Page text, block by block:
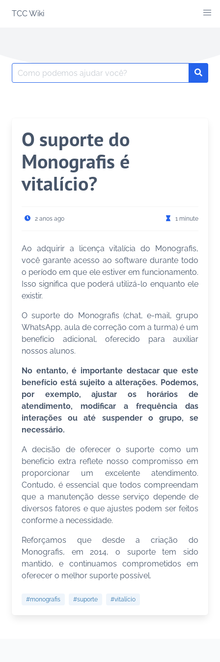
TCC Wiki
Search
for:
O suporte do
Monografis é
vitalício?
2 anos ago 1 minute
Ao adquirir a licença vitalícia do Monografis,
você garante acesso ao software durante todo
o período em que ele estiver em funcionamento.
Isso significa que poderá utilizá-lo enquanto ele
existir.
O suporte do Monografis (chat, e-mail, grupo
WhatsApp, aula de correção com a turma) é um
benefício adicional, oferecido para auxiliar
nossos alunos.
No entanto, é importante destacar que este
benefício está sujeito a alterações. Podemos,
por exemplo, ajustar os horários de
atendimento, modificar a frequência das
interações ou até suspender o grupo, se
necessário.
A decisão de oferecer o suporte como um
benefício extra reflete nosso compromisso em
proporcionar um excelente atendimento.
Contudo, é essencial que todos compreendam
que a manutenção desse serviço depende de
diversos fatores e que ajustes podem ser feitos
conforme a necessidade.
Reforçamos que desde a criação do
Monografis, em 2014, o suporte tem sido
mantido, e continuamos comprometidos em
oferecer o melhor suporte possível.
#monografis #suporte #vitalício